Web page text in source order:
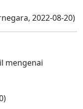
2022-08-20)
mengenai